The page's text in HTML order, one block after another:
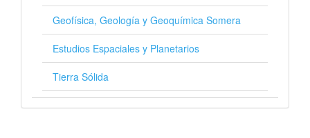
Geofísica, Geología y Geoquímica Somera
Estudios Espaciales y Planetarios
Tierra Sólida